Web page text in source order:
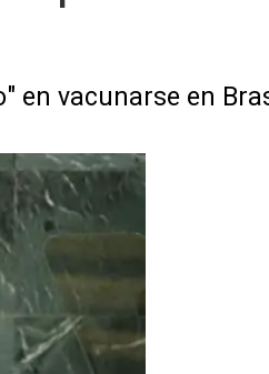
en vacunarse en